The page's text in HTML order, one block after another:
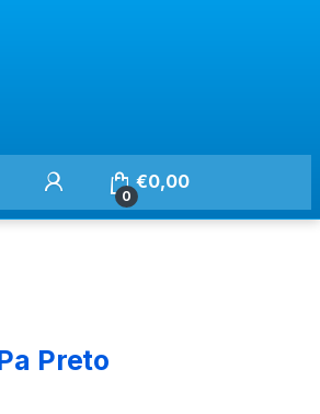
0
€0,00
Preto